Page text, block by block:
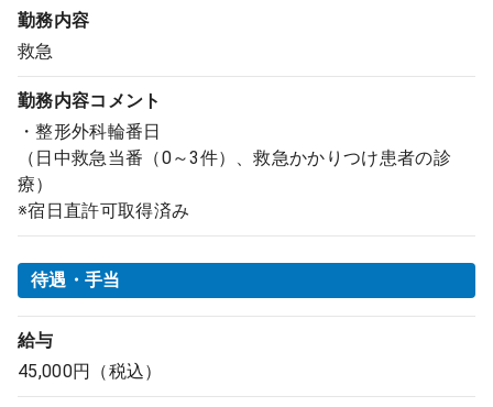
勤務内容
救急
勤務内容コメント
・整形外科輪番日
（日中救急当番（0～3件）、救急かかりつけ患者の診
療）
※宿日直許可取得済み
待遇・手当
給与
45,000円（税込）